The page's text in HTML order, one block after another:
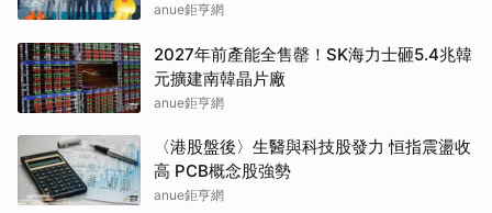
anue鉅亨網
2027年前產能全售罄！SK海力士砸5.4兆韓
元擴建南韓晶片廠
anue鉅亨網
〈港股盤後〉生醫與科技股發力 恒指震盪收
高 PCB概念股強勢
anue鉅亨網